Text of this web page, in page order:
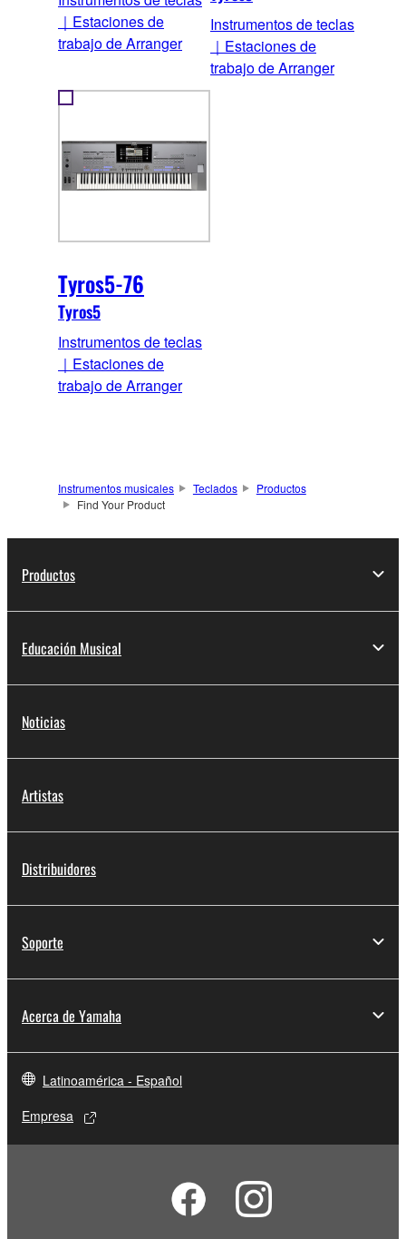
｜Estaciones de
trabajo de Arranger
Instrumentos de teclas
｜Estaciones de
trabajo de Arranger
Tyros5-76
Tyros5
Instrumentos de teclas
｜Estaciones de
trabajo de Arranger
Instrumentos musicales Teclados
Productos
Find Your Product
Productos
Educación Musical
Noticias
Artistas
Distribuidores
Soporte
Acerca de Yamaha
Latinoamérica - Español
Empresa